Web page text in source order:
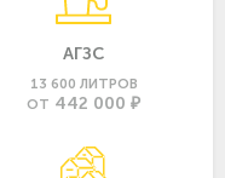
АГЗС
13 600 ЛИТРОВ
ОТ 442 000 ₽